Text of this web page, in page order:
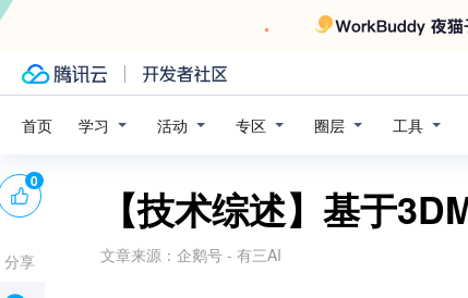
首页 学习 活动 专区 圈层 工具
【技术综述】基于
文章来源： 企鹅号 - 有三AI
0
分享